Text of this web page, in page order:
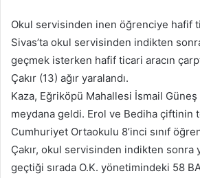
Okul servisinden inen öğrenciye hafif
Sivas’ta okul servisinden indikten
geçmek isterken hafif ticari aracın
Çakır (13) ağır yaralandı.
Kaza, Eğriköpü Mahallesi İsmail
meydana geldi. Erol ve Bediha çiftinin
Cumhuriyet Ortaokulu 8’inci sınıf
Çakır, okul servisinden indikten sonra
geçtiği sırada O.K. yönetimindeki 58